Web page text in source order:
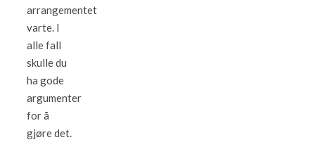
arrangementet
varte. I
alle fall
skulle du
ha gode
argumenter
for å
gjøre det.